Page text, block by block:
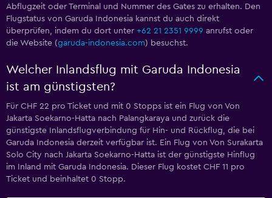
Abflugzeit oder Terminal und Nummer des Gates zu erhalten. Den
Flugstatus von Garuda Indonesia kannst du auch direkt
überprüfen, indem du dort unter +62 21 2351 9999 anrufst oder
die Website (garuda-indonesia.com) besuchst.
Welcher Inlandsflug mit Garuda Indonesia
ist am günstigsten?
Für CHF 22 pro Ticket und mit 0 Stopps ist ein Flug von Von
Jakarta Soekarno-Hatta nach Palangkaraya und zurück die
günstigste Inlandsflugverbindung für Hin- und Rückflug, die bei
Garuda Indonesia derzeit verfügbar ist. Ein Flug von Von Surakarta
Solo City nach Jakarta Soekarno-Hatta ist der günstigste Hinflug
im Inland mit Garuda Indonesia. Dieser Flug kostet CHF 11 pro
Ticket und beinhaltet 0 Stopp.